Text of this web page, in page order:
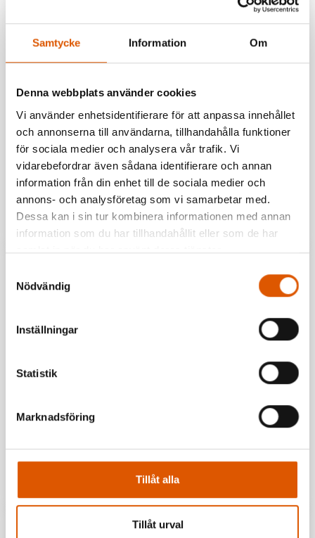
Samtycke Information Om
Denna webbplats använder cookies
Vi använder enhetsidentifierare för att anpassa innehållet
och annonserna till användarna, tillhandahålla funktioner
för sociala medier och analysera vår trafik. Vi
vidarebefordrar även sådana identifierare och annan
information från din enhet till de sociala medier och
annons- och analysföretag som vi samarbetar med.
Dessa kan i sin tur kombinera informationen med annan
information som du har tillhandahållit eller som de har
samlat in när du har använt deras tjänster.
Nödvändig
Inställningar
Statistik
Marknadsföring
Tillåt alla
Tillåt urval
TT658464
Amsterdam
0kr
I lager
TT861757
Narvik
0kr
I lager
TT937421
0kr 0kr
I lager